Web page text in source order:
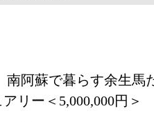
南阿蘇で暮らす余生
リー＜5,000,000円＞